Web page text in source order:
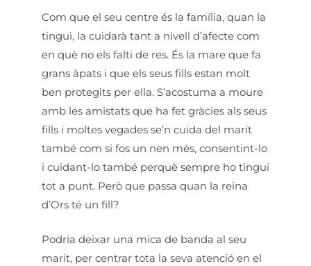
Com que el seu centre és la família, quan la
tingui, la cuidarà tant a nivell d’afecte com
en què no els falti de res. És la mare que fa
grans àpats i que els seus fills estan molt
ben protegits per ella. S’acostuma a moure
amb les amistats que ha fet gràcies als seus
fills i moltes vegades se’n cuida del marit
també com si fos un nen més, consentint-lo
i cuidant-lo també perquè sempre ho tingui
tot a punt. Però que passa quan la reina
d’Ors té un fill?
Podria deixar una mica de banda al seu
marit, per centrar tota la seva atenció en el